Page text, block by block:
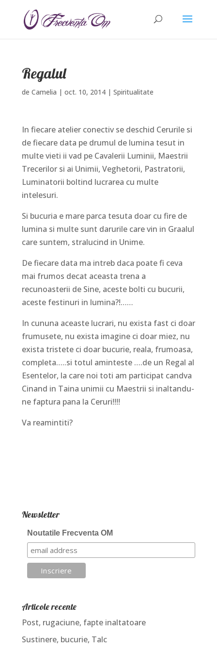
Regalul
de Camelia | oct. 10, 2014| Spiritualitate
In fiecare atelier conectiv se deschid Cerurile si
de fiecare data pe drumul de lumina tesut in
multe vieti ii vad pe Cavalerii Luminii, Maestrii
Trecerilor si ai Unimii, Veghetorii, Pastratorii,
Luminatorii boltind lucrarea cu multe
intelesuri.
Si bucuria e mare parca tesuta doar cu fire de
lumina si multe sunt darurile care vin in Graalul
care suntem, stralucind in Unime.
De fiecare data ma intreb daca poate fi ceva
mai frumos decat aceasta trena a
recunoasterii de Sine, aceste bolti cu bucurii,
aceste festinuri in lumina?!……
In cununa aceaste lucrari, nu exista fast ci doar
frumusete, nu exista imagine ci doar miez, nu
exista tristete ci doar bucurie, reala, frumoasa,
completa…..si totul aminteste ….de un Regal al
Esentelor, la care noi toti am participat candva
Cinand in Taina unimii cu Maestrii si inaltandu-
ne faptura pana la Ceruri!!!!
Va reamintiti?
Newsletter
Noutatile Frecventa OM
Articole recente
Post, rugaciune, fapte inaltatoare
Sustinere, bucurie, Talc